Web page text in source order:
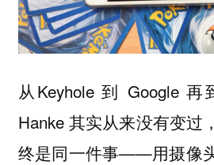
从Keyhole 到 Google 再
Hanke 其实从来没有变过
终是同一件事——用摄像